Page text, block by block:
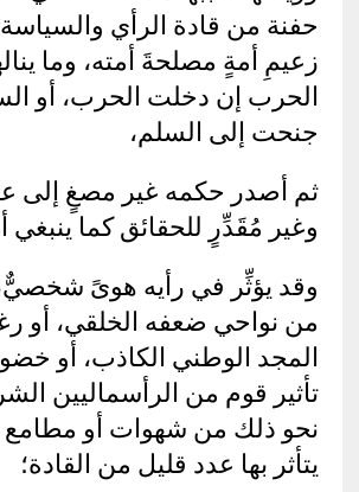
حفنة من قادة الرأي
زعيمِ أمةٍ مصلحةَ أمته، وما
الحرب إن دخلت الحرب، أو
جنحت إلى السلم،
ثم أصدر حكمه غير مصغٍ إلى
وغير مُقَدِّرٍ للحقائق كما ينبغي
وقد يؤثِّر في رأيه هوىً شخصيٌّ،
من نواحي ضعفه الخلقي، أو
المجد الوطني الكاذب، أو
تأثير قوم من الرأسماليين
نحو ذلك من شهوات أو مطامع
يتأثر بها عدد قليل من القادة؛